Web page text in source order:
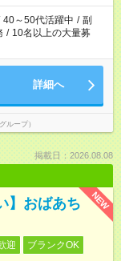
40～50代活躍中 / 副
/ 10名以上の大量募
詳細へ
ループ）
掲載日：2026.08.08
NEW
】おばあち
迎
ブランクOK